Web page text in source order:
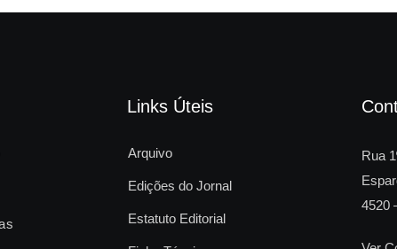
Links Úteis
Arquivo
Edições do Jornal
Estatuto Editorial
Rua
4520